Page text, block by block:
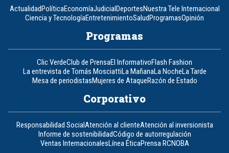
ActualidadPolíticaEconomíaJudicialDeportesNuestra Tele Internacional
Ciencia y TecnologíaEntretenimientoSaludProgramasOpinión
Programas
Clic VerdeClub de PrensaEl InformativoFlash Fashion
La entrevista de Tomás MosciattiLa MañanaLa NocheLa Tarde
Mesa de periodistasMujeres de AtaqueRazón de Estado
Corporativo
Responsabilidad SocialAtención al clienteAtención al inversionista
Informe de sostenibilidadCódigo de autorregulación
Ventas InternacionalesLínea ÉticaPrensa RCNOBA